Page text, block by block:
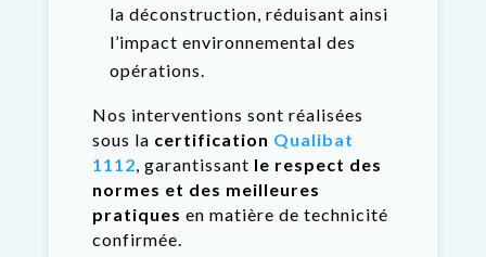
la déconstruction, réduisant ainsi
l’impact environnemental des
opérations.
Nos interventions sont réalisées
sous la certification Qualibat
1112, garantissant le respect des
normes et des meilleures
pratiques en matière de technicité
confirmée.